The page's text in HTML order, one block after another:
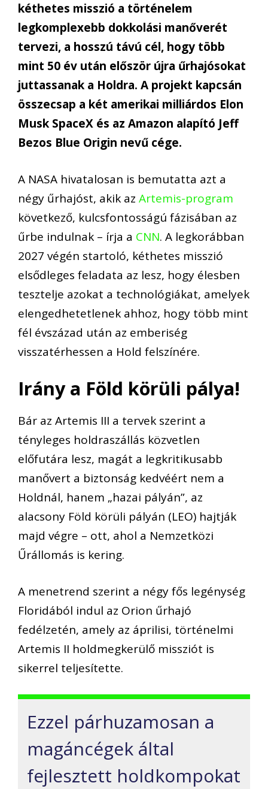
kéthetes misszió a történelem
legkomplexebb dokkolási manőverét
tervezi, a hosszú távú cél, hogy több
mint 50 év után először újra űrhajósokat
juttassanak a Holdra. A projekt kapcsán
összecsap a két amerikai milliárdos Elon
Musk SpaceX és az Amazon alapító Jeff
Bezos Blue Origin nevű cége.
A NASA hivatalosan is bemutatta azt a
négy űrhajóst, akik az Artemis-program
következő, kulcsfontosságú fázisában az
űrbe indulnak – írja a CNN. A legkorábban
2027 végén startoló, kéthetes misszió
elsődleges feladata az lesz, hogy élesben
tesztelje azokat a technológiákat, amelyek
elengedhetetlenek ahhoz, hogy több mint
fél évszázad után az emberiség
visszatérhessen a Hold felszínére.
Irány a Föld körüli pálya!
Bár az Artemis III a tervek szerint a
tényleges holdraszállás közvetlen
előfutára lesz, magát a legkritikusabb
manővert a biztonság kedvéért nem a
Holdnál, hanem „hazai pályán”, az
alacsony Föld körüli pályán (LEO) hajtják
majd végre – ott, ahol a Nemzetközi
Űrállomás is kering.
A menetrend szerint a négy fős legénység
Floridából indul az Orion űrhajó
fedélzetén, amely az áprilisi, történelmi
Artemis II holdmegkerülő missziót is
sikerrel teljesítette.
Ezzel párhuzamosan a
magáncégek által
fejlesztett holdkompokat